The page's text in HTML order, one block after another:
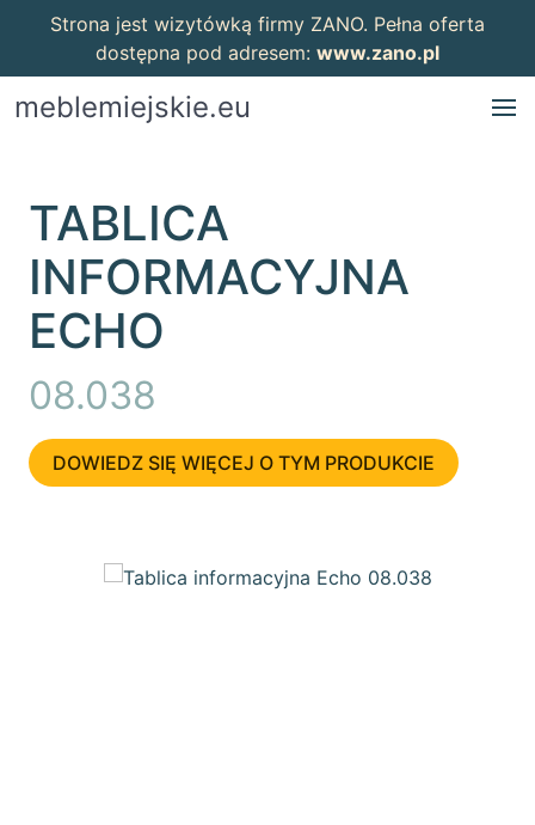
Strona jest wizytówką firmy ZANO. Pełna oferta
dostępna pod adresem: www.zano.pl
meblemiejskie.eu
TABLICA
INFORMACYJNA
ECHO
08.038
DOWIEDZ SIĘ WIĘCEJ O TYM PRODUKCIE